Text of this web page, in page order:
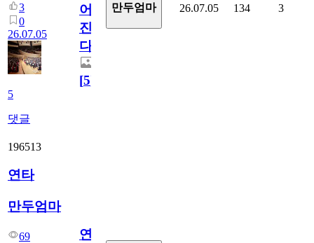
3
0
26.07.05
5
댓글
어
진
다.
[5]
만두엄마 26.07.05 134 3
196513
연타
만두엄마
69
연